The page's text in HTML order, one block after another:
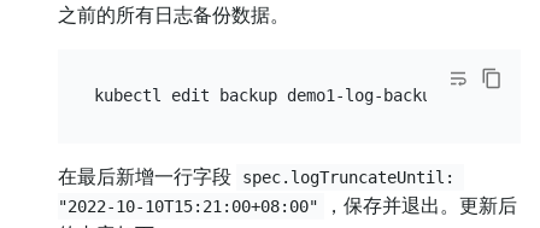
之前的所有日志备份数据。
在最后新增一行字段
spec.logTruncateUntil:
"2022-10-10T15:21:00+08:00"
，保存并退出。更新后